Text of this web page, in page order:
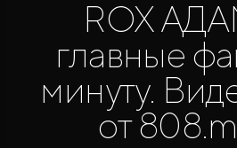
ROX
главные
минуту.
от